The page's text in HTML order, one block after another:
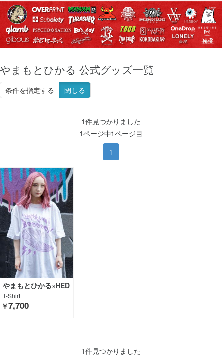
やまもとひかる 公式グッズ一覧
条件を指定する 閉じる
1件見つかりました
1ページ中1ページ目
1
やまもとひかる×HED
WiNG×GEKIROCK C
LOTHING
T-Shirt
￥7,700
1件見つかりました